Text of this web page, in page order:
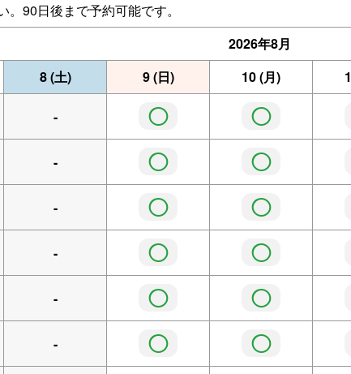
90日後まで予約可能です。
2026年8月
8(土) 9(日) 10(月)
- ◯ ◯
- ◯ ◯
- ◯ ◯
- ◯ ◯
- ◯ ◯
- ◯ ◯